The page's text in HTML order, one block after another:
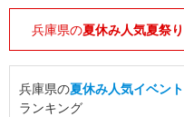
兵庫県の夏休み人気夏祭り
兵庫県の夏休み人気イベント
ランキング